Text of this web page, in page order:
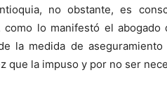
no obstante, es
lo manifestó el
la medida de
que la impuso y por no ser